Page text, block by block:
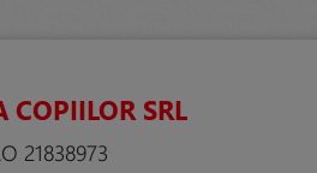
COPIILOR SRL
21838973